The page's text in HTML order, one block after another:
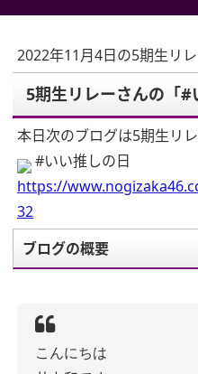
2022年11月4日の5期生リ
5期生リレーさんの「#
本日次のブログは5期生リレ
#いい推しの日
https://
32
ブログの概要
こんにちは